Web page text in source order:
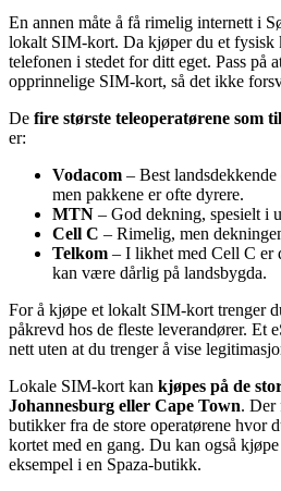
En annen måte å få rimelig internett i
lokalt SIM-kort. Da kjøper du et fysisk
telefonen i stedet for ditt eget. Pass på
opprinnelige SIM-kort, så det ikke
De fire største teleoperatørene
er:
Vodacom – Best
men pakkene er ofte dyrere.
MTN – God dekning, spesielt i
Cell C – Rimelig, men
Telkom – I likhet med Cell C er
kan være dårlig på landsbygda.
For å kjøpe et lokalt SIM-kort trenger
påkrevd hos de fleste leverandører. Et
nett uten at du trenger å vise
Lokale SIM-kort kan kjøpes på de
Johannesburg eller Cape Town. Der
butikker fra de store operatørene hvor
kortet med en gang. Du kan også
eksempel i en Spaza-butikk.